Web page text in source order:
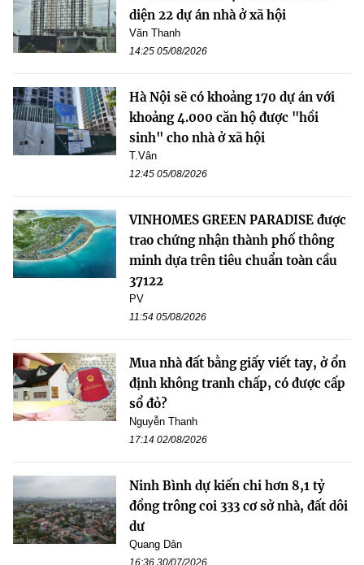
diện 22 dự án nhà ở xã hội
Văn Thanh
14:25 05/08/2026
Hà Nội sẽ có khoảng 170 dự án với
khoảng 4.000 căn hộ được "hồi
sinh" cho nhà ở xã hội
T.Vân
12:45 05/08/2026
VINHOMES GREEN PARADISE được
trao chứng nhận thành phố thông
minh dựa trên tiêu chuẩn toàn cầu
37122
PV
11:54 05/08/2026
Mua nhà đất bằng giấy viết tay, ở ổn
định không tranh chấp, có được cấp
sổ đỏ?
Nguyễn Thanh
17:14 02/08/2026
Ninh Bình dự kiến chi hơn 8,1 tỷ
đồng trông coi 333 cơ sở nhà, đất dôi
dư
Quang Dân
16:36 30/07/2026